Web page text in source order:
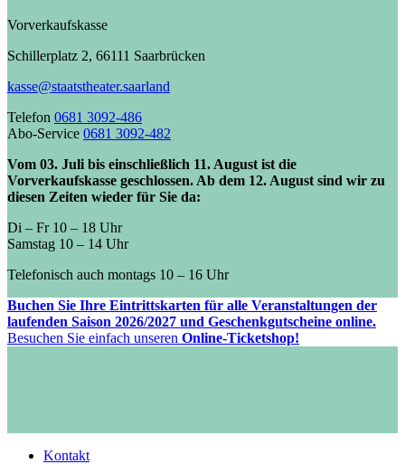
Vorverkaufskasse
Schillerplatz 2, 66111 Saarbrücken
kasse@staatstheater.saarland
Telefon 0681 3092-486
Abo-Service 0681 3092-482
Vom 03. Juli bis einschließlich 11. August ist die
Vorverkaufskasse geschlossen. Ab dem 12. August sind wir zu
diesen Zeiten wieder für Sie da:
Di – Fr 10 – 18 Uhr
Samstag 10 – 14 Uhr
Telefonisch auch montags 10 – 16 Uhr
Buchen Sie Ihre Eintrittskarten für alle Veranstaltungen der
laufenden Saison 2026/2027 und Geschenkgutscheine online.
Besuchen Sie einfach unseren Online-Ticketshop!
Kontakt